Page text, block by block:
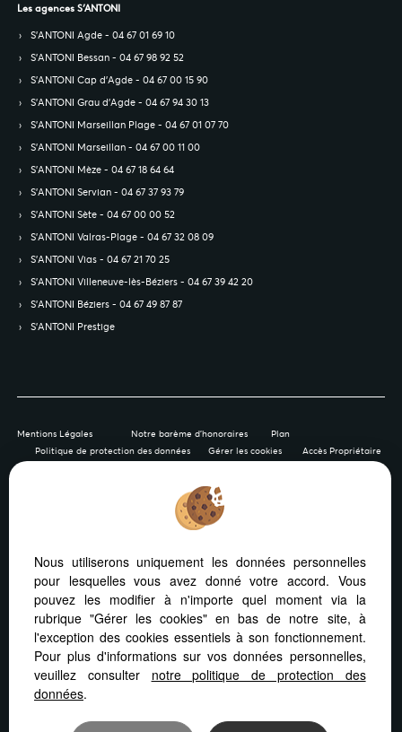
Les agences S’ANTONI
S’ANTONI Agde - 04 67 01 69 10
S’ANTONI Bessan - 04 67 98 92 52
S’ANTONI Cap d'Agde - 04 67 00 15 90
S’ANTONI Grau d'Agde - 04 67 94 30 13
S’ANTONI Marseillan Plage - 04 67 01 07 70
S’ANTONI Marseillan - 04 67 00 11 00
S’ANTONI Mèze - 04 67 18 64 64
S’ANTONI Servian - 04 67 37 93 79
S’ANTONI Sète - 04 67 00 00 52
S’ANTONI Valras-Plage - 04 67 32 08 09
S’ANTONI Vias - 04 67 21 70 25
S’ANTONI Villeneuve-lès-Béziers - 04 67 39 42 20
S’ANTONI Béziers - 04 67 49 87 87
S’ANTONI Prestige
Mentions Légales Notre barème d'honoraires
Plan
Politique de protection des données
Gérer les cookies Accès Propriétaire
Afin de vous offrir un confort de lecture permanent, depuis
votre PC, votre tablette ou votre smartphone, notre site
s’adapte automatiquement aux différents types d'écrans
Logiciel immobilier Adapt Immo
Nous utiliserons uniquement les données personnelles
pour lesquelles vous avez donné votre accord. Vous
pouvez les modifier à n'importe quel moment via la
rubrique "Gérer les cookies" en bas de notre site, à
l'exception des cookies essentiels à son fonctionnement.
Pour plus d'informations sur vos données personnelles,
veuillez consulter notre politique de protection des
données.